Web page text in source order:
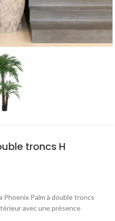
troncs H
Palm à double troncs
avec une présence